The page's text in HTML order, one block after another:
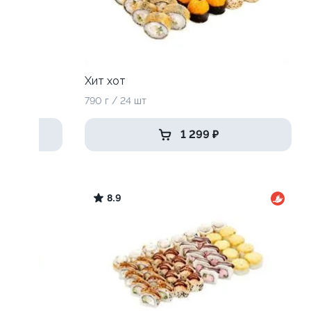
Хит хот
790 г / 24 шт
1 299 ₽
8.9